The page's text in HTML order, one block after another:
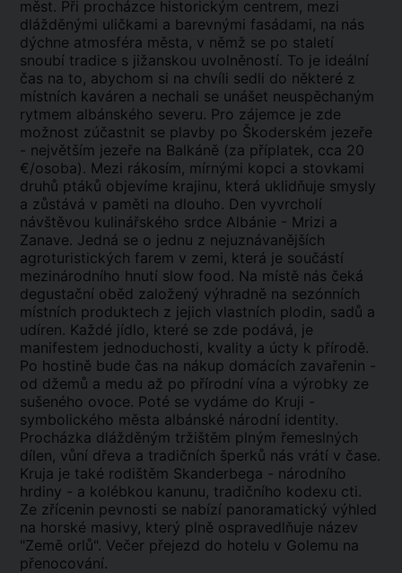
měst. Při procházce historickým centrem, mezi
dlážděnými uličkami a barevnými fasádami, na nás
dýchne atmosféra města, v němž se po staletí
snoubí tradice s jižanskou uvolněností. To je ideální
čas na to, abychom si na chvíli sedli do některé z
místních kaváren a nechali se unášet neuspěchaným
rytmem albánského severu. Pro zájemce je zde
možnost zúčastnit se plavby po Škoderském jezeře
- největším jezeře na Balkáně (za příplatek, cca 20
€/osoba). Mezi rákosím, mírnými kopci a stovkami
druhů ptáků objevíme krajinu, která uklidňuje smysly
a zůstává v paměti na dlouho. Den vyvrcholí
návštěvou kulinářského srdce Albánie - Mrizi a
Zanave. Jedná se o jednu z nejuznávanějších
agroturistických farem v zemi, která je součástí
mezinárodního hnutí slow food. Na místě nás čeká
degustační oběd založený výhradně na sezónních
místních produktech z jejich vlastních plodin, sadů a
udíren. Každé jídlo, které se zde podává, je
manifestem jednoduchosti, kvality a úcty k přírodě.
Po hostině bude čas na nákup domácích zavařenin -
od džemů a medu až po přírodní vína a výrobky ze
sušeného ovoce. Poté se vydáme do Kruji -
symbolického města albánské národní identity.
Procházka dlážděným tržištěm plným řemeslných
dílen, vůní dřeva a tradičních šperků nás vrátí v čase.
Kruja je také rodištěm Skanderbega - národního
hrdiny - a kolébkou kanunu, tradičního kodexu cti.
Ze zřícenin pevnosti se nabízí panoramatický výhled
na horské masivy, který plně ospravedlňuje název
"Země orlů". Večer přejezd do hotelu v Golemu na
přenocování.